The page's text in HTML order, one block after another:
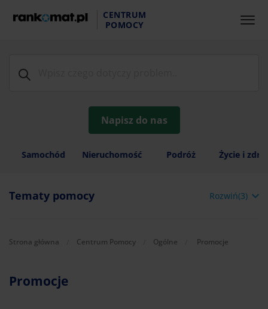
CENTRUM
POMOCY
Samochód Nieruchomość Podróż Życie i
Napisz do nas
Tematy pomocy Rozwiń(3)
Strona główna Centrum Pomocy Ogólne Aktualnie:
Promocje
Promocje